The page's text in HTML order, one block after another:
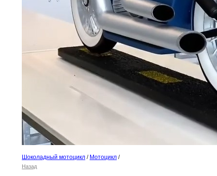
Шоколадный мотоцикл / Мотоцикл /
Назад